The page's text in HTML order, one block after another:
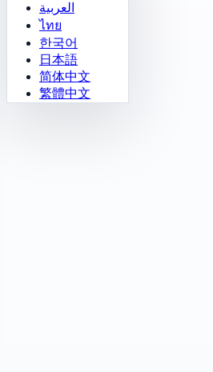
العربية
ไทย
한국어
日本語
简体中文
繁體中文